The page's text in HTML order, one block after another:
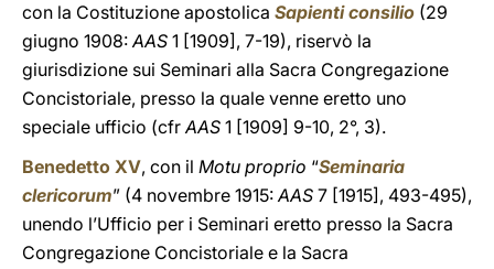
con la Costituzione apostolica Sapienti consilio (29
giugno 1908:AAS 1 [1909], 7-19), riservò la
giurisdizione sui Seminari alla Sacra Congregazione
Concistoriale, presso la quale venne eretto uno
speciale ufficio (cfrAAS 1 [1909] 9-10, 2°, 3).
Benedetto XV, con il Motu proprio “Seminaria
clericorum” (4 novembre 1915:AAS 7 [1915], 493-495),
unendo l’Ufficio per i Seminari eretto presso la Sacra
Congregazione Concistoriale e la Sacra